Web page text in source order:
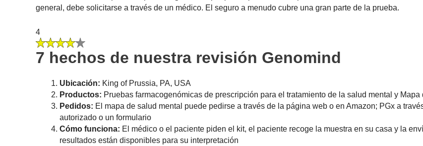
general, debe solicitarse a través de un médico. El seguro a menudo cubre una gran parte de la prueba.
4
7 hechos de nuestra revisión Genomind
Ubicación: King of Prussia, PA, USA
Productos: Pruebas farmacogenómicas de prescripción para el tratamiento de la salud mental y Mapa
Pedidos: El mapa de salud mental puede pedirse a través de la página web o en Amazon; PGx a
autorizado o un formulario
Cómo funciona: El médico o el paciente piden el kit, el paciente recoge la muestra en su casa y la
resultados están disponibles para su interpretación